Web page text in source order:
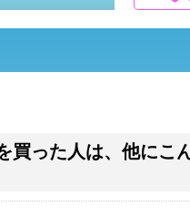
買った人は、他にこ